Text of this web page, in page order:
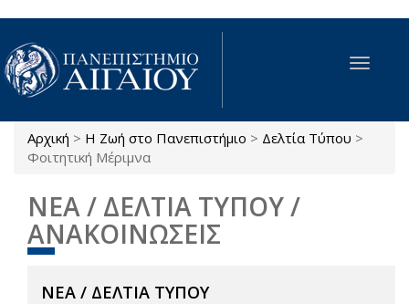
Παράκαμψη προς το κυρίως περιεχόμενο
Toggle
Είστε εδώ
Αρχική > Η Ζωή στο Πανεπιστήμιο > Δελτία Τύπου >
Φοιτητική Μέριμνα
ΝΕΑ / ΔΕΛΤΙΑ ΤΥΠΟΥ /
ΑΝΑΚΟΙΝΩΣΕΙΣ
ΝΕΑ / ΔΕΛΤΙΑ ΤΥΠΟΥ